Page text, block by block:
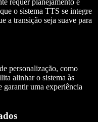
o sistema TTS se integre
a transição seja suave para
personalização, como
alinhar o sistema às
garantir uma experiência